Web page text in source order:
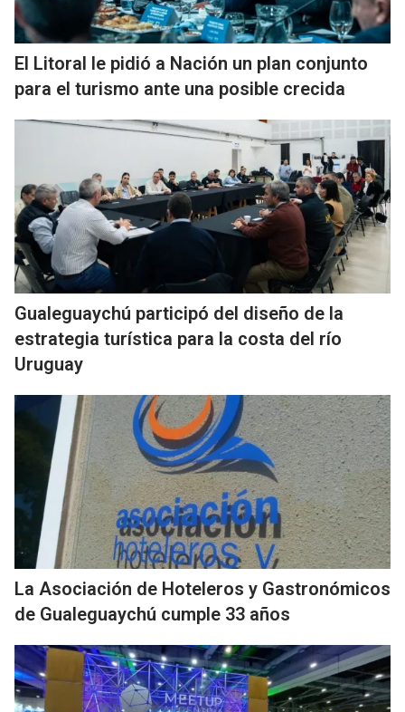
El Litoral le pidió a Nación un plan conjunto
para el turismo ante una posible crecida
Gualeguaychú participó del diseño de la
estrategia turística para la costa del río
Uruguay
La Asociación de Hoteleros y Gastronómicos
de Gualeguaychú cumple 33 años